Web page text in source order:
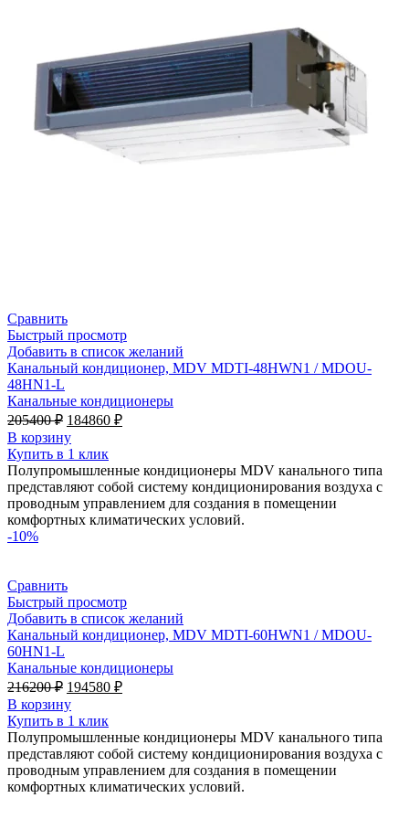
Сравнить
Быстрый просмотр
Добавить в список желаний
Канальный кондиционер, MDV MDTI-48HWN1 / MDOU-
48HN1-L
Канальные кондиционеры
205400₽ Первоначальная
цена
составляла
205400 ₽.
184860 ₽Текущая
В корзину
Купить в 1 клик
Полупромышленные кондиционеры MDV канального типа
представляют собой систему кондиционирования воздуха с
проводным управлением для создания в помещении
комфортных климатических условий.
-10%
Сравнить
Быстрый просмотр
Добавить в список желаний
Канальный кондиционер, MDV MDTI-60HWN1 / MDOU-
60HN1-L
Канальные кондиционеры
216200₽ Первоначальная
цена
составляла
216200 ₽.
194580 ₽Текущая
В корзину
Купить в 1 клик
Полупромышленные кондиционеры MDV канального типа
представляют собой систему кондиционирования воздуха с
проводным управлением для создания в помещении
комфортных климатических условий.